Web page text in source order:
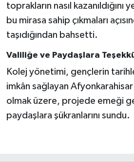
toprakların nasıl
bu mirasa sahip çıkmaları
taşıdığından bahsetti.
Valiliğe ve Paydaşlara
Kolej yönetimi, gençlerin
imkân sağlayan
olmak üzere, projede emeği
paydaşlara şükranlarını sundu.